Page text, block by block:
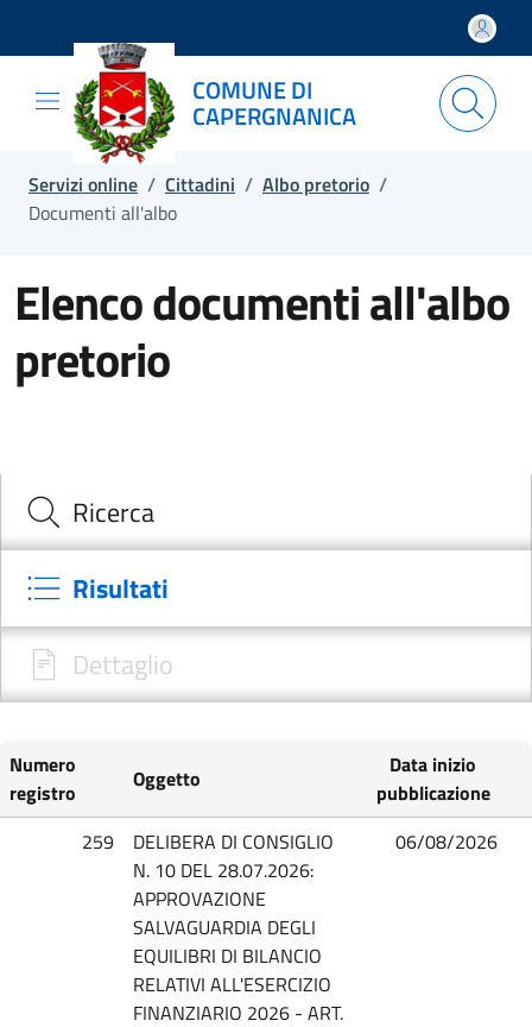
Salta e vai al contenuto
Salta e vai al footer
COMUNE DI
CAPERGNANICA
Servizi online / Cittadini / Albo pretorio /
Documenti all'albo
Elenco documenti all'albo
pretorio
Ricerca
Risultati
Dettaglio
Numero
registro
Oggetto
Data inizio
pubblicazione
259
DELIBERA DI CONSIGLIO
N. 10 DEL 28.07.2026:
APPROVAZIONE
SALVAGUARDIA DEGLI
EQUILIBRI DI BILANCIO
RELATIVI ALL'ESERCIZIO
FINANZIARIO 2026 - ART.
06/08/2026